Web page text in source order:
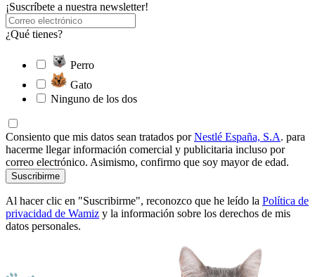
¡Suscríbete a nuestra newsletter!
¿Qué tienes?
Perro
Gato
Ninguno de los dos
Consiento que mis datos sean tratados porNestlé España, S.A. para
hacerme llegar información comercial y publicitaria incluso por
correo electrónico. Asimismo, confirmo que soy mayor de edad.
Suscribirme
Al hacer clic en "Suscribirme", reconozco que he leído la Política de
privacidad de Wamiz y la información sobre los derechos de mis
datos personales.